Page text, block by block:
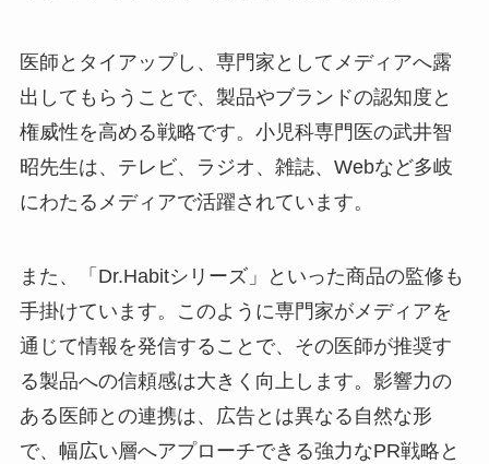
医師とタイアップし、専門家としてメディアへ露
出してもらうことで、製品やブランドの認知度と
権威性を高める戦略です。小児科専門医の武井智
昭先生は、テレビ、ラジオ、雑誌、Webなど多岐
にわたるメディアで活躍されています。
また、「Dr.Habitシリーズ」といった商品の監修も
手掛けています。このように専門家がメディアを
通じて情報を発信することで、その医師が推奨す
る製品への信頼感は大きく向上します。影響力の
ある医師との連携は、広告とは異なる自然な形
で、幅広い層へアプローチできる強力なPR戦略と